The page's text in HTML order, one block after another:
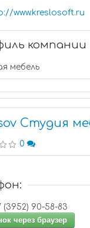
www.kreslosoft.ru
компании
мебель
Студия
0
+7 (3952) 90-58-83
через браузер